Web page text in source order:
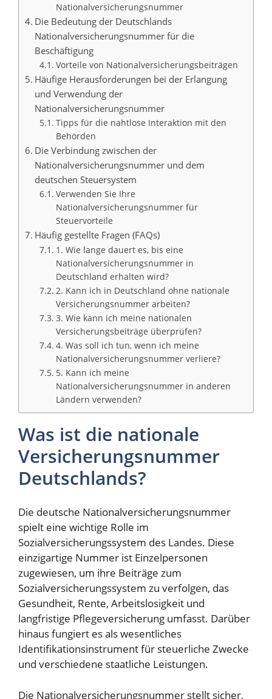
Nationalversicherungsnummer
Die Bedeutung der Deutschlands
Nationalversicherungsnummer für die
Beschäftigung
Vorteile von Nationalversicherungsbeiträgen
Häufige Herausforderungen bei der Erlangung
und Verwendung der
Nationalversicherungsnummer
Tipps für die nahtlose Interaktion mit den
Behörden
Die Verbindung zwischen der
Nationalversicherungsnummer und dem
deutschen Steuersystem
Verwenden Sie Ihre
Nationalversicherungsnummer für
Steuervorteile
Häufig gestellte Fragen (FAQs)
1. Wie lange dauert es, bis eine
Nationalversicherungsnummer in
Deutschland erhalten wird?
2. Kann ich in Deutschland ohne nationale
Versicherungsnummer arbeiten?
3. Wie kann ich meine nationalen
Versicherungsbeiträge überprüfen?
4. Was soll ich tun, wenn ich meine
Nationalversicherungsnummer verliere?
5. Kann ich meine
Nationalversicherungsnummer in anderen
Ländern verwenden?
Was ist die nationale
Versicherungsnummer
Deutschlands?
Die deutsche Nationalversicherungsnummer
spielt eine wichtige Rolle im
Sozialversicherungssystem des Landes. Diese
einzigartige Nummer ist Einzelpersonen
zugewiesen, um ihre Beiträge zum
Sozialversicherungssystem zu verfolgen, das
Gesundheit, Rente, Arbeitslosigkeit und
langfristige Pflegeversicherung umfasst. Darüber
hinaus fungiert es als wesentliches
Identifikationsinstrument für steuerliche Zwecke
und verschiedene staatliche Leistungen.
Die Nationalversicherungsnummer stellt sicher,